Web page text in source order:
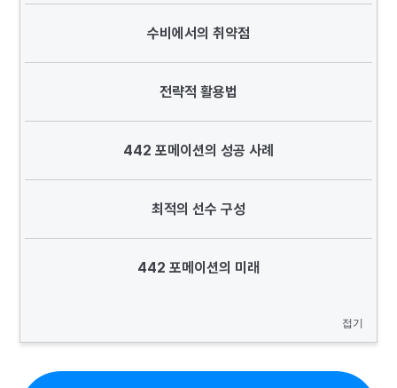
수비에서의 취약점
전략적 활용법
442 포메이션의 성공 사례
최적의 선수 구성
442 포메이션의 미래
접기